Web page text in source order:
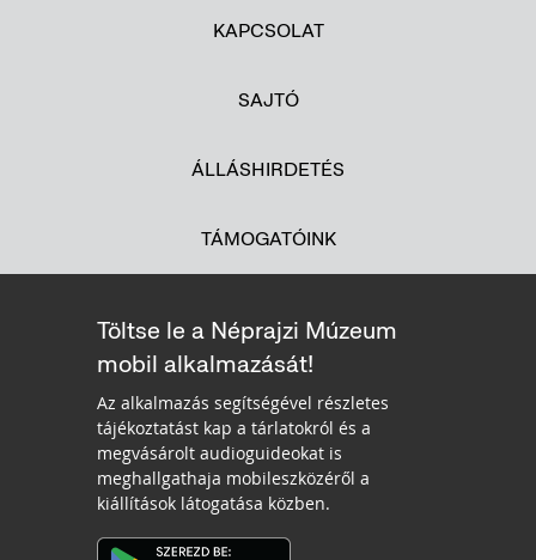
KAPCSOLAT
SAJTÓ
ÁLLÁSHIRDETÉS
TÁMOGATÓINK
Töltse le a Néprajzi Múzeum
mobil alkalmazását!
Az alkalmazás segítségével részletes
tájékoztatást kap a tárlatokról és a
megvásárolt audioguideokat is
meghallgathaja mobileszközéről a
kiállítások látogatása közben.